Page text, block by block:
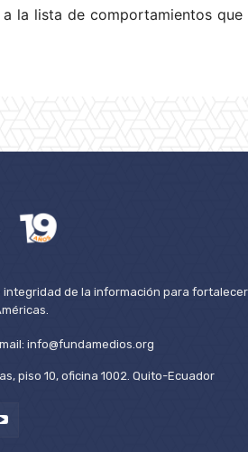
la lista de comportamientos que
de la información para fortalecer
info@fundamedios.org
piso 10, oficina 1002. Quito-Ecuador